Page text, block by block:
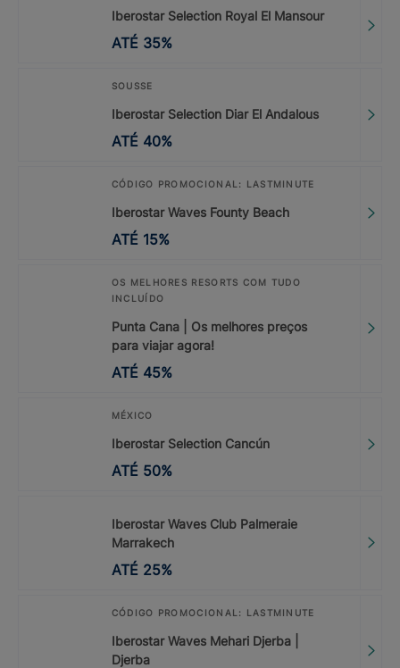
Iberostar Selection Royal El Mansour
ATÉ 35%
SOUSSE
Iberostar Selection Diar El Andalous
ATÉ 40%
CÓDIGO PROMOCIONAL: LASTMINUTE
Iberostar Waves Founty Beach
ATÉ 15%
OS MELHORES RESORTS COM TUDO
INCLUÍDO
Punta Cana | Os melhores preços
para viajar agora!
ATÉ 45%
MÉXICO
Iberostar Selection Cancún
ATÉ 50%
Iberostar Waves Club Palmeraie
Marrakech
ATÉ 25%
CÓDIGO PROMOCIONAL: LASTMINUTE
Iberostar Waves Mehari Djerba |
Djerba